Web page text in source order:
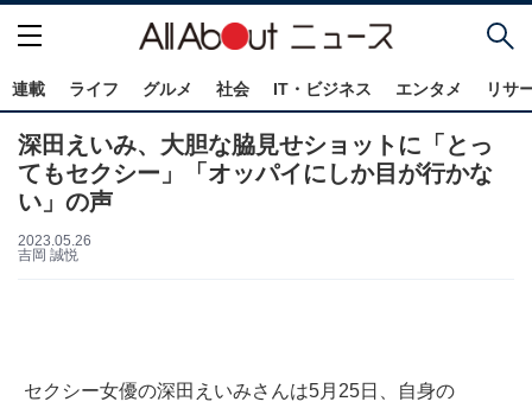
連載 ライフ グルメ 社会 IT・ビジネス エンタメ リサ
深田えいみ、大胆な脇見せショットに「とっ
てもセクシー」「オッパイにしか目が行かな
い」の声
2023.05.26
吉岡 誠悦
セクシー女優の深田えいみさんは5月25日、自身の